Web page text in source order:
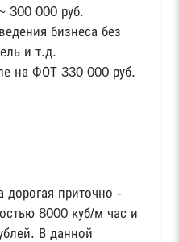
300 000 руб.
бизнеса без
и т.д.
на ФОТ 330 000 руб.
дорогая приточно -
8000 куб/м час и
В данной